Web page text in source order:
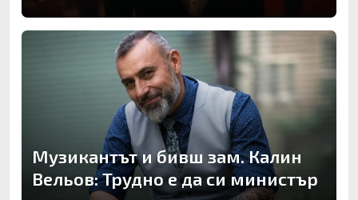
Музикантът и бивш зам. Калин
Вельов: Трудно е да си министър